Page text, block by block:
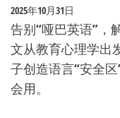
2025年10月31日
告别“哑巴英语”，
文从教育心理学出
子创造语言“安全
会用。